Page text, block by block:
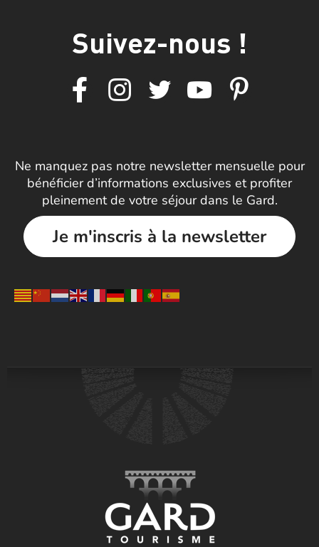
Suivez-nous !
Ne manquez pas notre newsletter mensuelle pour
bénéficier d’informations exclusives et profiter
pleinement de votre séjour dans le Gard.
Je m'inscris à la newsletter